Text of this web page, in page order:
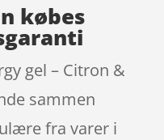
købes
gel – Citron &
sammen
fra varer i